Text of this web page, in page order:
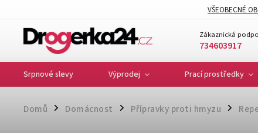
VŠEOBECNÉ
Zákaznická
734603917
Srpnové slevy Výprodej Prací prostředky
Domů / Domácnost / Přípravky proti hmyzu /